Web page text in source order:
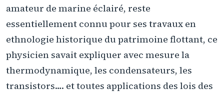
amateur de marine éclairé, reste
essentiellement connu pour ses travaux en
ethnologie historique du patrimoine flottant, ce
physicien savait expliquer avec mesure la
thermodynamique, les condensateurs, les
transistors…. et toutes applications des lois des